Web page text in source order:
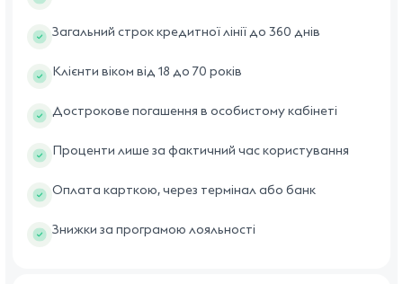
Загальний строк кредитної лінії до 360 днів
Клієнти віком від 18 до 70 років
Дострокове погашення в особистому кабінеті
Проценти лише за фактичний час користування
Оплата карткою, через термінал або банк
Знижки за програмою лояльності